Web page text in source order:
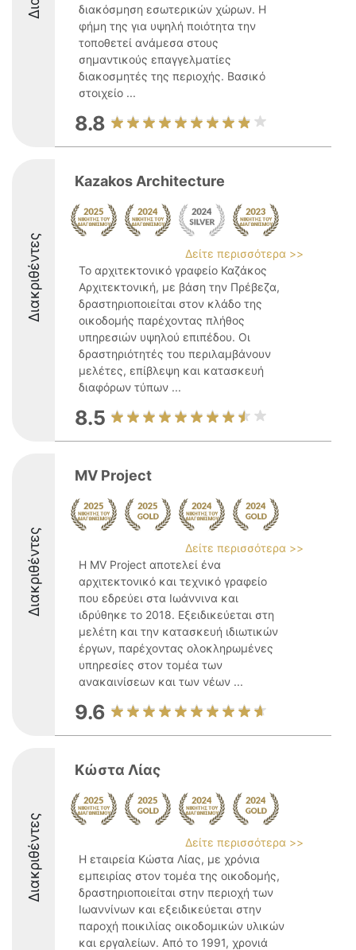
διακόσμηση εσωτερικών χώρων. Η
φήμη της για υψηλή ποιότητα την
τοποθετεί ανάμεσα στους
σημαντικούς επαγγελματίες
διακοσμητές της περιοχής. Βασικό
στοιχείο ...
8.8
Διακριθέντες
Kazakos Architecture
Δείτε περισσότερα >>
Το αρχιτεκτονικό γραφείο Καζάκος
Αρχιτεκτονική, με βάση την Πρέβεζα,
δραστηριοποιείται στον κλάδο της
οικοδομής παρέχοντας πλήθος
υπηρεσιών υψηλού επιπέδου. Οι
δραστηριότητές του περιλαμβάνουν
μελέτες, επίβλεψη και κατασκευή
διαφόρων τύπων ...
8.5
Διακριθέντες
MV Project
Δείτε περισσότερα >>
Η MV Project αποτελεί ένα
αρχιτεκτονικό και τεχνικό γραφείο
που εδρεύει στα Ιωάννινα και
ιδρύθηκε το 2018. Εξειδικεύεται στη
μελέτη και την κατασκευή ιδιωτικών
έργων, παρέχοντας ολοκληρωμένες
υπηρεσίες στον τομέα των
ανακαινίσεων και των νέων ...
9.6
Διακριθέντες
Κώστα Λίας
Δείτε περισσότερα >>
Η εταιρεία Κώστα Λίας, με χρόνια
εμπειρίας στον τομέα της οικοδομής,
δραστηριοποιείται στην περιοχή των
Ιωαννίνων και εξειδικεύεται στην
παροχή ποικιλίας οικοδομικών υλικών
και εργαλείων. Από το 1991, χρονιά